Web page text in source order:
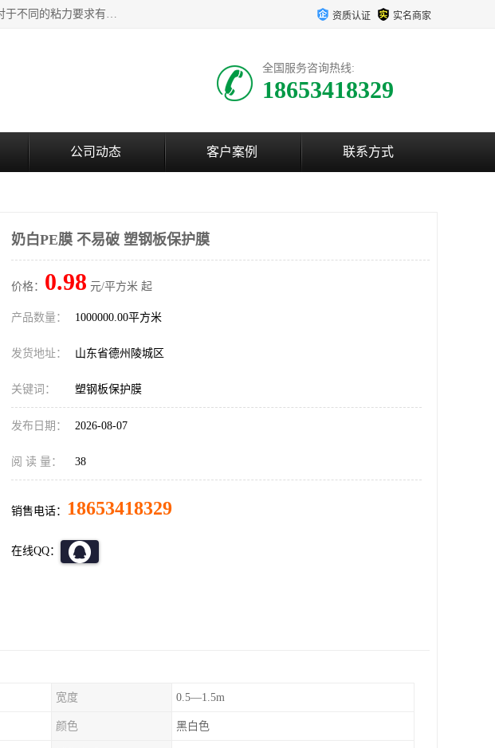
该类保护膜有复合，透明、奶白、蓝色、黑白等膜型。特高粘，高粘，中高粘，中粘，中低粘，低粘等。对于不同的粘力要求有相应的产品相适配。无胶渍残留污染。在较宽的收卷幅度下平整无皱纹，收卷长度大，利于机械化及自动化施工粘贴。为您的产品提供的表面保护解决方案。 产品广泛适用于：铝材、不锈钢、金属、塑料、电子、家电、家具、玻璃、化工材料、装饰材料等。 资质认证 实名商家
全国服务咨询热线:
18653418329
公司动态 客户案例 联系方式
奶白PE膜 不易破 塑钢板保护膜
价格： 0.98 元/平方米 起
产品数量： 1000000.00平方米
发货地址： 山东省德州陵城区
关键词： 塑钢板保护膜
发布日期： 2026-08-07
阅 读 量： 38
销售电话： 18653418329
在线QQ：
宽度 0.5—1.5m
颜色 黑白色